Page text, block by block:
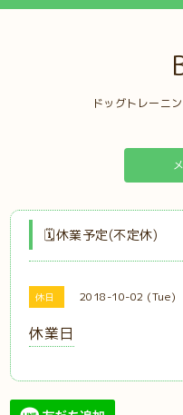
ドッグトレーニ
🗓️休業予定(不定休)
休日 2018-10-02 (Tue)
休業日